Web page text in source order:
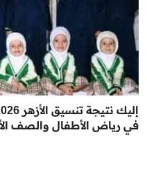
في رياض الأطفال والصف